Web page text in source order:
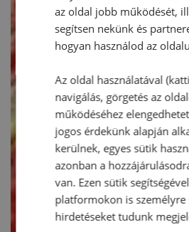
az oldal jobb működését,
segítsen nekünk és
hogyan használod az
Az oldal használatával
navigálás, görgetés az
működéséhez
jogos érdekünk alapján
kerülnek, egyes sütik
azonban a
van. Ezen sütik
platformokon is személyre
hirdetéseket tudunk